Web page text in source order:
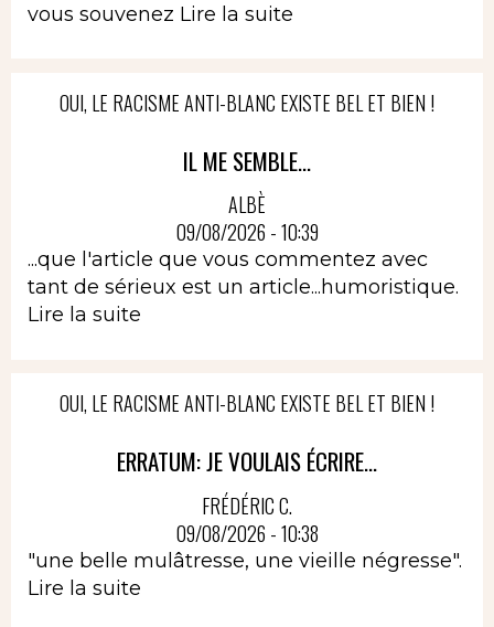
vous souvenez Lire la suite
OUI, LE RACISME ANTI-BLANC EXISTE BEL ET BIEN !
IL ME SEMBLE...
ALBÈ
09/08/2026 - 10:39
...que l'article que vous commentez avec
tant de sérieux est un article...humoristique.
Lire la suite
OUI, LE RACISME ANTI-BLANC EXISTE BEL ET BIEN !
ERRATUM: JE VOULAIS ÉCRIRE...
FRÉDÉRIC C.
09/08/2026 - 10:38
"une belle mulâtresse, une vieille négresse".
Lire la suite